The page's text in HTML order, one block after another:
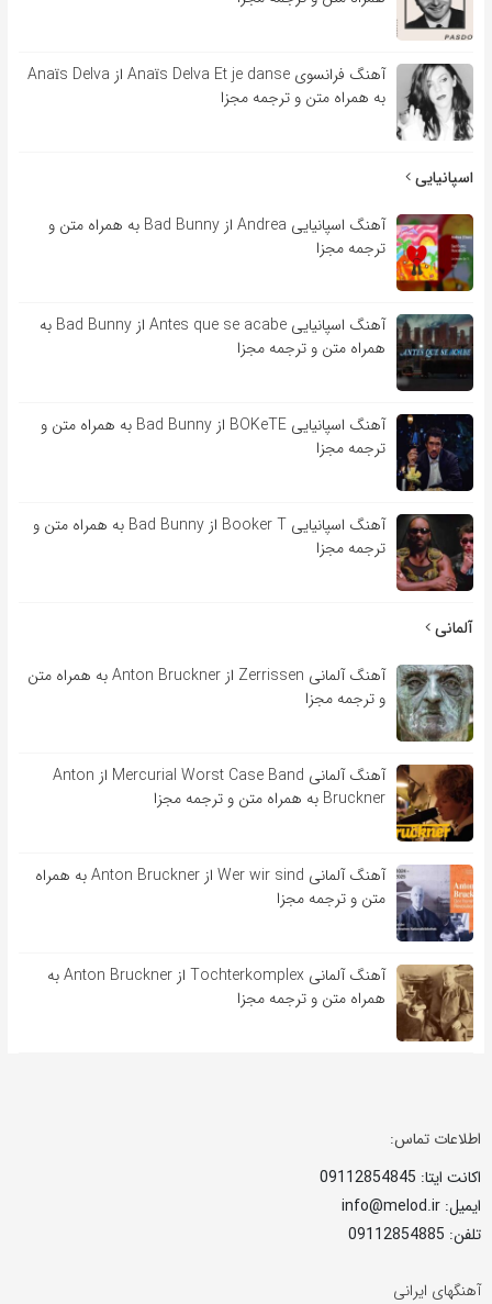
آهنگ فرانسوی Anaïs Delva Et je danse از Anaïs Delva
به همراه متن و ترجمه مجزا
اسپانیایی
آهنگ اسپانیایی Andrea از Bad Bunny به همراه متن و
ترجمه مجزا
آهنگ اسپانیایی Antes que se acabe از Bad Bunny به
همراه متن و ترجمه مجزا
آهنگ اسپانیایی BOKeTE از Bad Bunny به همراه متن و
ترجمه مجزا
آهنگ اسپانیایی Booker T از Bad Bunny به همراه متن و
ترجمه مجزا
آلمانی
آهنگ آلمانی Zerrissen از Anton Bruckner به همراه متن
و ترجمه مجزا
آهنگ آلمانی Mercurial Worst Case Band از Anton
Bruckner به همراه متن و ترجمه مجزا
آهنگ آلمانی Wer wir sind از Anton Bruckner به همراه
متن و ترجمه مجزا
آهنگ آلمانی Tochterkomplex از Anton Bruckner به
همراه متن و ترجمه مجزا
اطلاعات تماس:
اکانت ایتا: 09112854845
ایمیل: info@melod.ir
تلفن: 09112854885
آهنگهای ایرانی